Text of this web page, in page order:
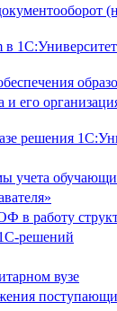
в
и его
решения
учета
в работу
решений
вузе